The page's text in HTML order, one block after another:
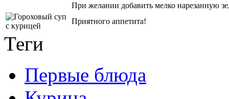
При желании добавить мелко нарезанную
Приятного аппетита!
Теги
Первые блюда